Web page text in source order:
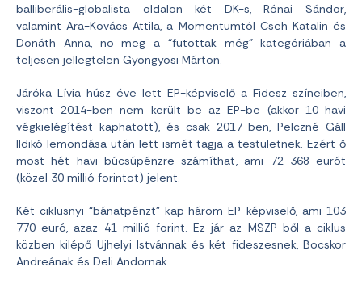
balliberális-globalista oldalon két DK-s, Rónai Sándor,
valamint Ara-Kovács Attila, a Momentumtól Cseh Katalin és
Donáth Anna, no meg a “futottak még” kategóriában a
teljesen jellegtelen Gyöngyösi Márton.
Járóka Lívia húsz éve lett EP-képviselő a Fidesz színeiben,
viszont 2014-ben nem került be az EP-be (akkor 10 havi
végkielégítést kaphatott), és csak 2017-ben, Pelczné Gáll
Ildikó lemondása után lett ismét tagja a testületnek. Ezért ő
most hét havi búcsúpénzre számíthat, ami 72 368 eurót
(közel 30 millió forintot) jelent.
Két ciklusnyi “bánatpénzt” kap három EP-képviselő, ami 103
770 euró, azaz 41 millió forint. Ez jár az MSZP-ből a ciklus
közben kilépő Ujhelyi Istvánnak és két fideszesnek, Bocskor
Andreának és Deli Andornak.